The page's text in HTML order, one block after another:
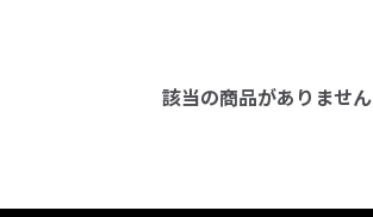
該当の商品がありません